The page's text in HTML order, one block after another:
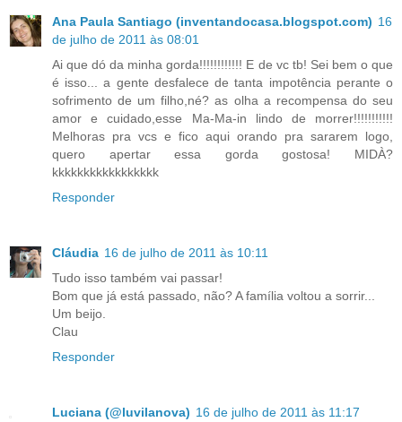
Ana Paula Santiago (inventandocasa.blogspot.com) 16
de julho de 2011 às 08:01
Ai que dó da minha gorda!!!!!!!!!!!! E de vc tb! Sei bem o que
é isso... a gente desfalece de tanta impotência perante o
sofrimento de um filho,né? as olha a recompensa do seu
amor e cuidado,esse Ma-Ma-in lindo de morrer!!!!!!!!!!!
Melhoras pra vcs e fico aqui orando pra sararem logo,
quero apertar essa gorda gostosa! MIDÀ?
kkkkkkkkkkkkkkkkk
Responder
Cláudia 16 de julho de 2011 às 10:11
Tudo isso também vai passar!
Bom que já está passado, não? A família voltou a sorrir...
Um beijo.
Clau
Responder
Luciana (@luvilanova) 16 de julho de 2011 às 11:17